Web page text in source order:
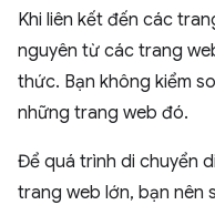
Khi liên kết đến các
nguyên từ các trang
thức. Bạn không kiểm
những trang web đó.
Để quá trình di chuyển
trang web lớn, bạn nên